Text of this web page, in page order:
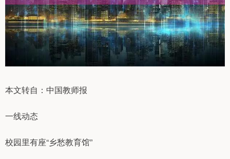
本文转自：中国教师报
一线动态
校园里有座“乡愁教育馆”